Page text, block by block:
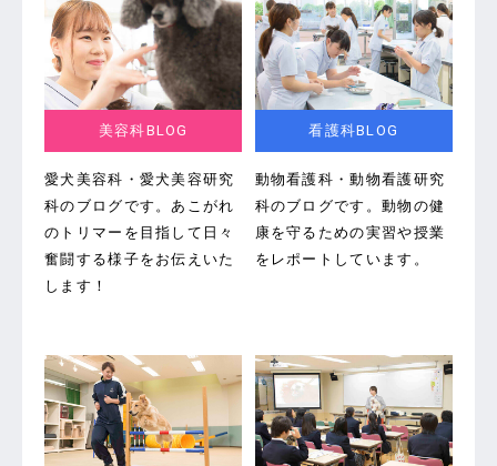
美容科BLOG
愛犬美容科・愛犬美容研究
科のブログです。 あこがれ
のトリマーを目指して日々
奮闘する様子をお伝えいた
します！
看護科BLOG
動物看護科・動物看護研究
科のブログです。 動物の健
康を守るための実習や授業
をレポートしています。